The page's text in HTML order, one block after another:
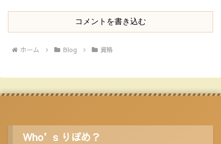
コメントを書き込む
ホーム Blog 資格
Who’s りぽめ？